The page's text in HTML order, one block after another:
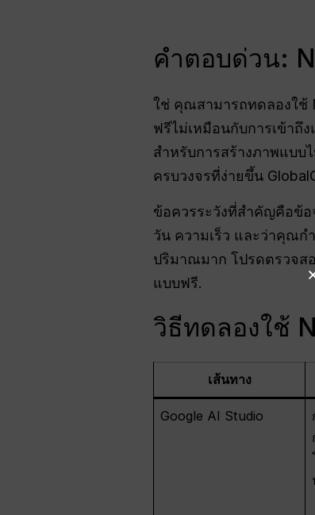
คำตอบด่วน:
ใช่ คุณสามารถทดลองใช้
ฟรีไม่เหมือนกับการเข้าถึ
สำหรับการสร้างภาพแบบ
ครบวงจรที่ง่ายขึ้น
ข้อควรระวังที่สำคัญคือข้
วัน ความเร็ว และว่าคุณก
ปริมาณมาก โปรดตรวจส
แบบฟรี.
วิธีทดลองใช้
เส้นทาง
Google AI Studio